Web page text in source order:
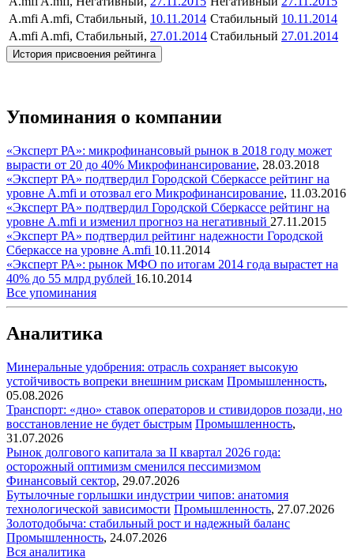
A.mfi A.mfi, Стабильный, 10.11.2014 Стабильный 10.11.2014
A.mfi A.mfi, Стабильный, 27.01.2014 Стабильный 27.01.2014
История присвоения рейтинга
Упоминания о компании
«Эксперт РА»: микрофинансовый рынок в 2018 году может
вырасти от 20 до 40% Микрофинансирование, 28.03.2018
«Эксперт РА» подтвердил Городской Сберкассе рейтинг на
уровне А.mfi и отозвал его Микрофинансирование, 11.03.2016
«Эксперт РА» подтвердил Городской Сберкассе рейтинг на
уровне A.mfi и изменил прогноз на негативный 27.11.2015
«Эксперт РА» подтвердил рейтинг надежности Городской
Сберкассе на уровне A.mfi 10.11.2014
«Эксперт РА»: рынок МФО по итогам 2014 года вырастет на
40% до 55 млрд рублей 16.10.2014
Все упоминания
Аналитика
Минеральные удобрения: отрасль сохраняет высокую
устойчивость вопреки внешним рискам Промышленность,
05.08.2026
Транспорт: «дно» ставок операторов и стивидоров позади, но
восстановление не будет быстрым Промышленность,
31.07.2026
Рынок долгового капитала за II квартал 2026 года:
осторожный оптимизм сменился пессимизмом
Финансовый сектор, 29.07.2026
Бутылочные горлышки индустрии чипов: анатомия
технологической зависимости Промышленность, 27.07.2026
Золотодобыча: стабильный рост и надежный баланс
Промышленность, 24.07.2026
Вся аналитика